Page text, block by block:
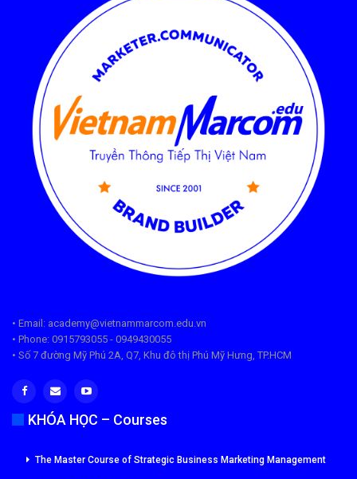
• Email: academy@vietnammarcom.edu.vn
• Phone: 0915793055 - 0949430055
• Số 7 đường Mỹ Phú 2A, Q7, Khu đô thị Phú Mỹ Hưng, TP.HCM
KHÓA HỌC – Courses
The Master Course of Strategic Business Marketing Management